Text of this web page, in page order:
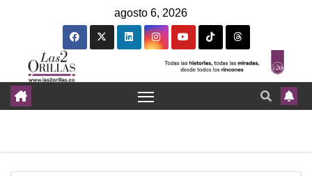
agosto 6, 2026